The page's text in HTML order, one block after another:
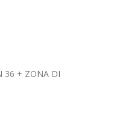
36 + ZONA DI